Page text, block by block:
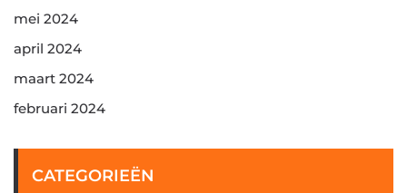
mei 2024
april 2024
maart 2024
februari 2024
CATEGORIEËN